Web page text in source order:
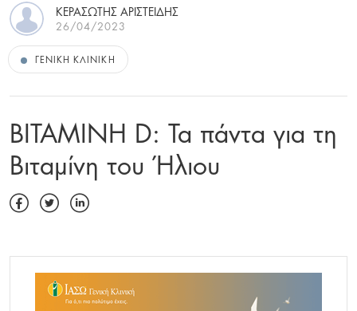
ΚΕΡΑΣΩΤΗΣ ΑΡΙΣΤΕΙΔΗΣ
26/04/2023
ΓΕΝΙΚΉ ΚΛΙΝΙΚΉ
ΒΙΤΑΜΙΝΗ D: Τα πάντα για τη
Βιταμίνη του Ήλιου